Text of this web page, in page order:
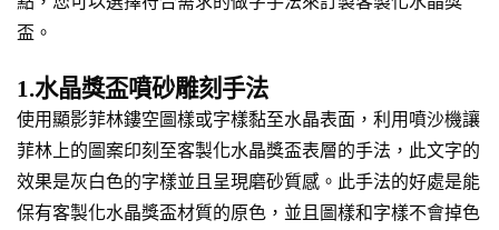
盃。
1.水晶獎盃噴砂雕刻手法
使用顯影菲林鏤空圖樣或字樣黏至水晶表面，利用噴沙機讓
菲林上的圖案印刻至客製化水晶獎盃表層的手法，此文字的
效果是灰白色的字樣並且呈現磨砂質感。此手法的好處是能
保有客製化水晶獎盃材質的原色，並且圖樣和字樣不會掉色